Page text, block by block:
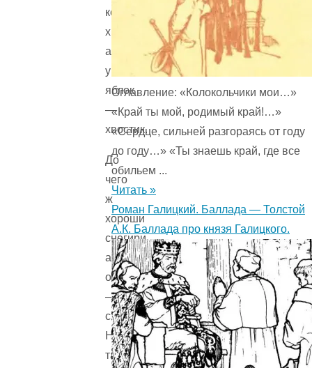
котов
хвост,
а
у
яблок
—
хвостик.
До
чего
ж
хороши
снегири,
а
особенно
—
снегурки.
Не
такая
Оглавление: «Колокольчики мои…»
«Край ты мой, родимый край!…»
«Сердце, сильней разгораясь от году
до году…» «Ты знаешь край, где все
обильем ...
Читать »
Роман Галицкий. Баллада — Толстой
А.К. Баллада про князя Галицкого.